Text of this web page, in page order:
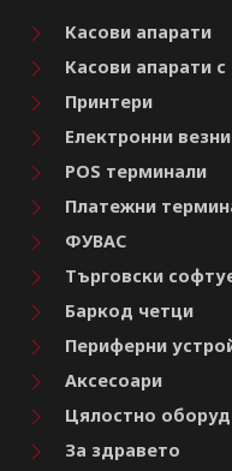
Касови апарати
Касови апарати
Принтери
Електронни везни
POS терминали
Платежни
ФУВАС
Търговски
Баркод четци
Периферни
Аксесоари
Цялостно
За здравето